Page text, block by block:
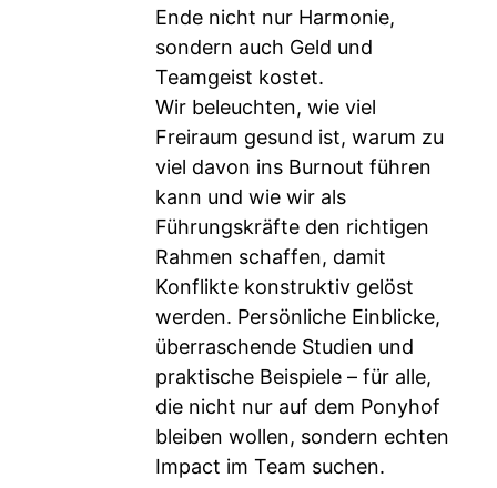
Ende nicht nur Harmonie,
sondern auch Geld und
Teamgeist kostet.
Wir beleuchten, wie viel
Freiraum gesund ist, warum zu
viel davon ins Burnout führen
kann und wie wir als
Führungskräfte den richtigen
Rahmen schaffen, damit
Konflikte konstruktiv gelöst
werden. Persönliche Einblicke,
überraschende Studien und
praktische Beispiele – für alle,
die nicht nur auf dem Ponyhof
bleiben wollen, sondern echten
Impact im Team suchen.